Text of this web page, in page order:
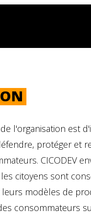
l'organisation est
protéger et
CICODEV
citoyens sont
leurs modèles de
consommateurs